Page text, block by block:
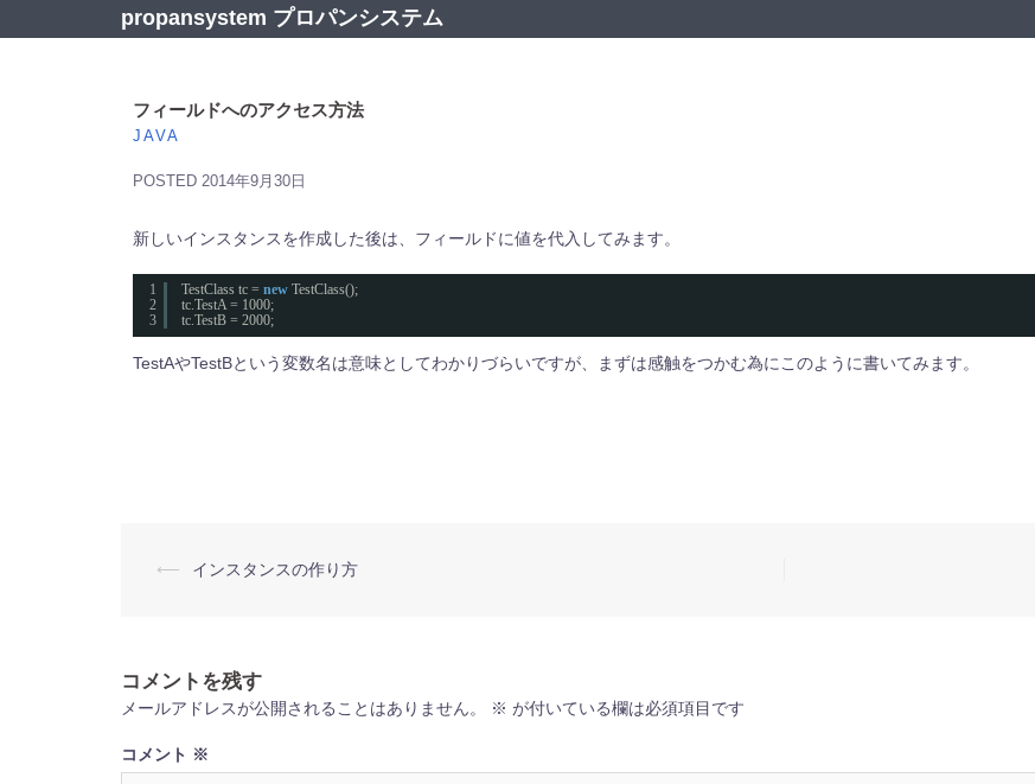
propansystem プロパンシステム
フィールドへのアクセス方法
JAVA
POSTED 2014年9月30日
新しいインスタンスを作成した後は、フィールドに値を代入してみます。
1
2
3
TestClass tc = new TestClass();
tc.TestA = 1000;
tc.TestB = 2000;
TestAやTestBという変数名は意味としてわかりづらいですが、まずは感触をつかむ為にこのように書いてみます。
投
シ
ョ
ン
⟵ インスタンスの作り方
コメントを残す
メールアドレスが公開されることはありません。 ※ が付いている欄は必須項目です
コメント ※